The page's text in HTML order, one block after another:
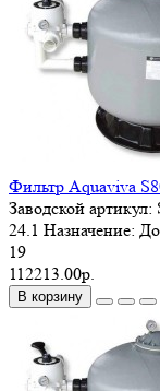
Фильтр Aquaviva
Заводской артикул:
24.1 Назначение:
19
112213.00р.
В корзину